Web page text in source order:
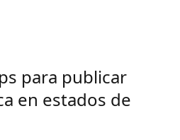
para publicar
en estados de